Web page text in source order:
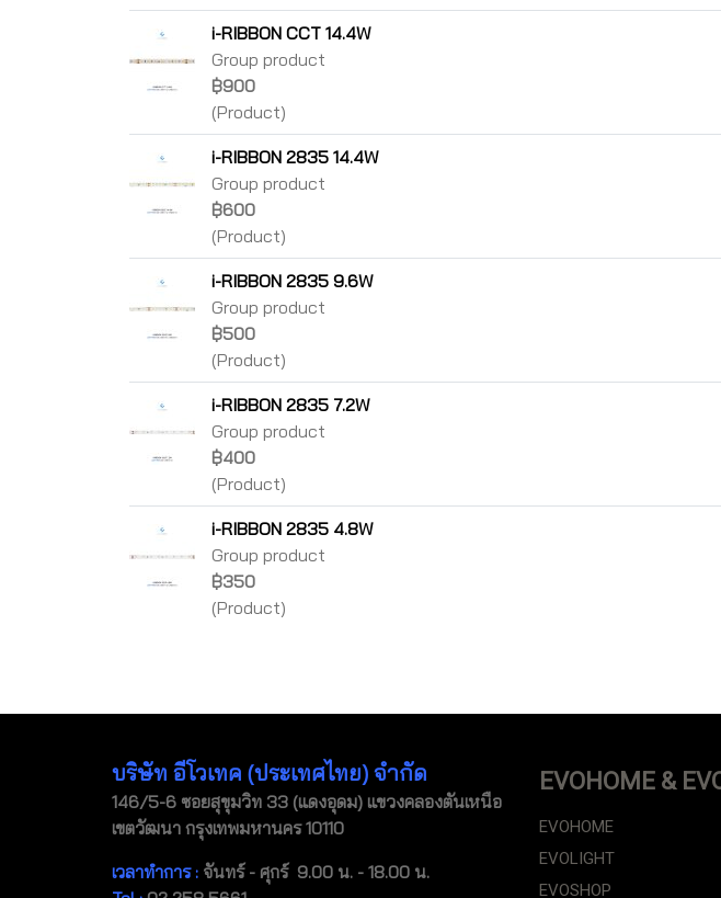
i-RIBBON CCT 14.4W
Group product
฿900
(Product)
i-RIBBON 2835 14.4W
Group product
฿600
(Product)
i-RIBBON 2835 9.6W
Group product
฿500
(Product)
i-RIBBON 2835 7.2W
Group product
฿400
(Product)
i-RIBBON 2835 4.8W
Group product
฿350
(Product)
บริษัท อีโวเทค (ประเทศไทย) จำกัด
146/5-6 ซอยสุขุมวิท 33 (แดงอุดม) แขวงคลองตันเหนือ
เขตวัฒนา กรุงเทพมหานคร 10110
เวลาทำการ : จันทร์ - ศุกร์ 9.00 น. - 18.00 น.
EVOHOME &
EVOHOME
EVOLIGHT
EVOSHOP